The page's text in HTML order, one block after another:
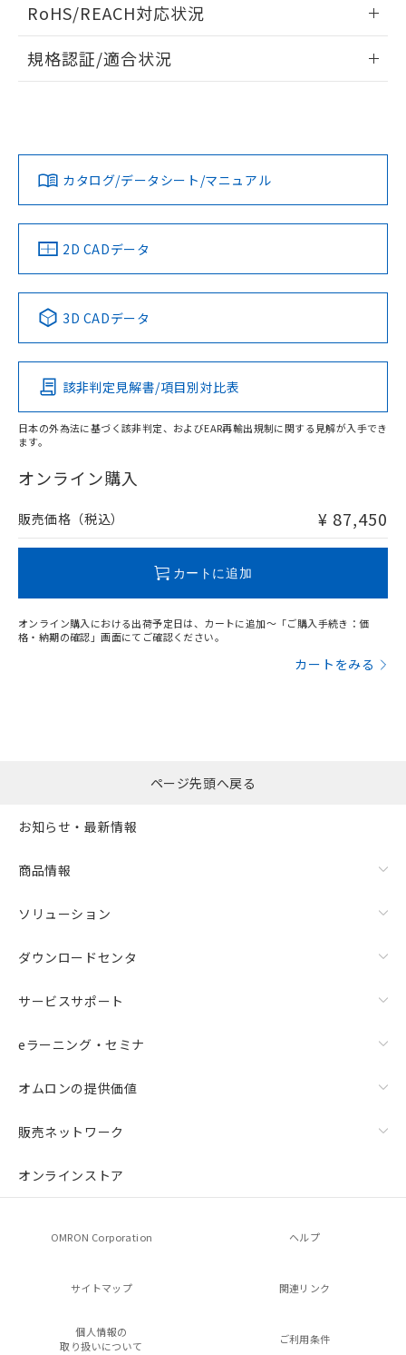
ドすることができます。
ログイン/会員登録
ダウンロードデータをご利用いただく前に、以下を必ずお読
みください。
ソフトウェアの使用条件
RoHS/REACH対応状況
EU RoHS 注意事項・凡例
対応済み
中国 RoHS 注意事項・凡例
Pb Hg Cd Cr(VI)
O
在庫等で未対応品が混在する可能性があります。
問い合わせください。
規格認証/適合状況
LR型式承認
（イギリス
船舶規格）
DNV型式承認
（ノルウェー
BV型式承認
（フランス
KR型式
（韓国
No No No No
この製品の規格認証/適合状況ページへ
その他の認証はこちらのページからご検索ください
カタログ/データシート/マニュアル
2D CADデータ
3D CADデータ
該非判定見解書/項目別対比表
日本の外為法に基づく該非判定、およびEAR再輸出規制に関する見解が入手でき
ます。
オンライン購入
販売価格（税込） ¥ 87,450
カートに追加
オンライン購入における出荷予定日は、カートに追加～「ご購入手続き：価
格・納期の確認」画面にてご確認ください。
カートをみる
ページ先頭へ戻る
お知らせ・最新情報
商品情報
ソリューション
ダウンロードセンタ
サービスサポート
eラーニング・セミナ
オムロンの提供価値
販売ネットワーク
オンラインストア
OMRON Corporation ヘルプ
サイトマップ 関連リンク
個人情報の
取り扱いについて
ご利用条件